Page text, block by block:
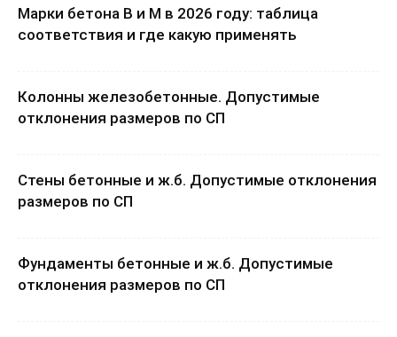
Марки бетона B и М в 2026 году: таблица
соответствия и где какую применять
Колонны железобетонные. Допустимые
отклонения размеров по СП
Стены бетонные и ж.б. Допустимые отклонения
размеров по СП
Фундаменты бетонные и ж.б. Допустимые
отклонения размеров по СП